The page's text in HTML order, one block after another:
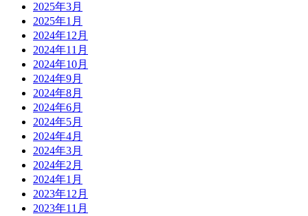
2025年3月
2025年1月
2024年12月
2024年11月
2024年10月
2024年9月
2024年8月
2024年6月
2024年5月
2024年4月
2024年3月
2024年2月
2024年1月
2023年12月
2023年11月